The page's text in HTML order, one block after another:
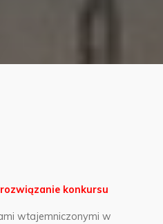
konkursu
wtajemniczonymi w